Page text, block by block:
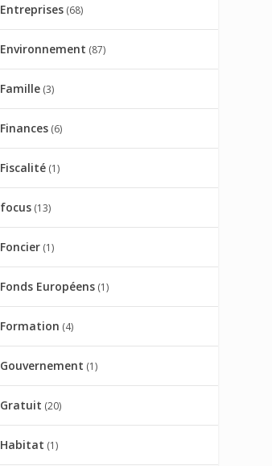
Entreprises (68)
Environnement (87)
Famille (3)
Finances (6)
Fiscalité (1)
focus (13)
Foncier (1)
Fonds Européens (1)
Formation (4)
Gouvernement (1)
Gratuit (20)
Habitat (1)